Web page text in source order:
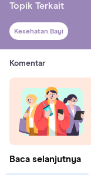
Topik Terkait
Kesehatan Bayi
Komentar
Baca selanjutnya